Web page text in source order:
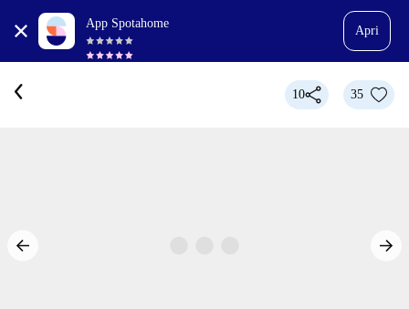
App Spotahome
Apri
10 35